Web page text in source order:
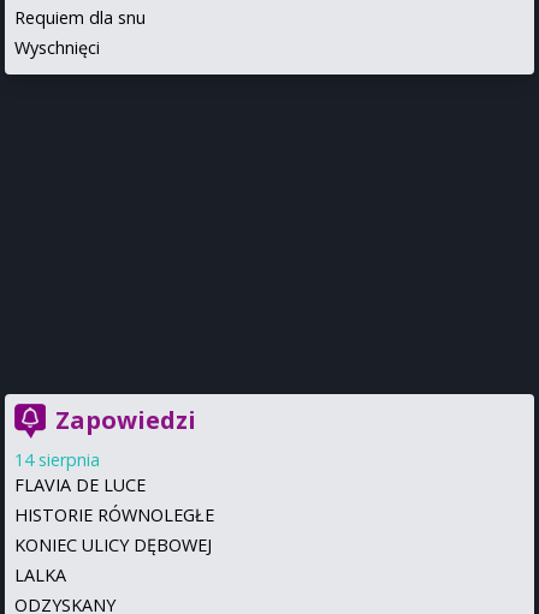
Requiem dla snu
Wyschnięci
Zapowiedzi
14 sierpnia
FLAVIA DE LUCE
HISTORIE RÓWNOLEGŁE
KONIEC ULICY DĘBOWEJ
LALKA
ODZYSKANY